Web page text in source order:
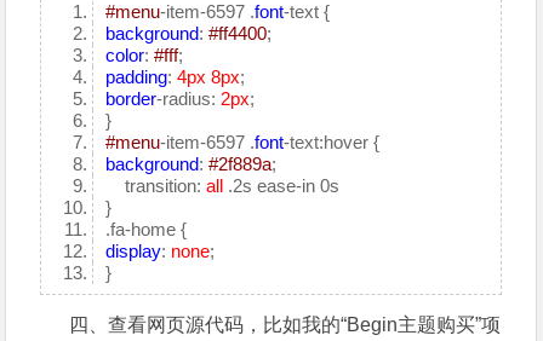
#menu-item-6597 .font-text {
background:#ff4400;
color:#fff;
padding:4px 8px;
border-radius: 2px;
}
#menu-item-6597 .font-text:hover {
background:#2f889a;
transition:all .2s ease-in 0s
}
.fa-home {
display: none;
}
四、查看网页源代码，比如我的“Begin主题购买”项